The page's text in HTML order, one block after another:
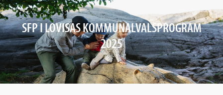
SFP I LOVISAS KOMMUNALVALSPROGRAM
2025